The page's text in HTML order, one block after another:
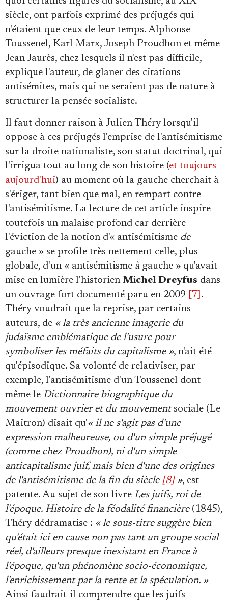
siècle, ont parfois exprimé des préjugés qui
n'étaient que ceux de leur temps. Alphonse
Toussenel, Karl Marx, Joseph Proudhon et même
Jean Jaurès, chez lesquels il n'est pas difficile,
explique l'auteur, de glaner des citations
antisémites, mais qui ne seraient pas de nature à
structurer la pensée socialiste.
Il faut donner raison à Julien Théry lorsqu'il
oppose à ces préjugés l'emprise de l'antisémitisme
sur la droite nationaliste, son statut doctrinal, qui
l'irrigua tout au long de son histoire (et toujours
aujourd'hui) au moment où la gauche cherchait à
s'ériger, tant bien que mal, en rempart contre
l'antisémitisme. La lecture de cet article inspire
toutefois un malaise profond car derrière
l'éviction de la notion d'« antisémitisme de
gauche » se profile très nettement celle, plus
globale, d'un « antisémitisme àgauche » qu'avait
mise en lumière l'historien Michel Dreyfus dans
un ouvrage fort documenté paru en 2009
[7] .
Théry voudrait que la reprise, par certains
auteurs, de « la très ancienne imagerie du
judaïsme emblématique de l'usure pour
symboliser les méfaits du capitalisme », n'ait été
qu'épisodique. Sa volonté de relativiser, par
exemple, l'antisémitisme d'un Toussenel dont
même le Dictionnaire biographique du
mouvement ouvrier et du mouvementsociale (Le
Maitron) disait qu'« il ne s'agit pas d'une
expression malheureuse, ou d'un simple préjugé
(comme chez Proudhon), ni d'un simple
anticapitalisme juif, mais bien d'une des origines
de l'antisémitisme de la fin du siècle [8]», est
patente. Au sujet de son livre Les juifs, roi de
l'époque. Histoire de la féodalité financière(1845),
Théry dédramatise : « le sous-titre suggère bien
qu'était ici en cause non pas tant un groupe social
réel, d'ailleurs presque inexistant en France à
l'époque, qu'un phénomène socio-économique,
l'enrichissement par la rente et la spéculation. »
Ainsi faudrait-il comprendre que les juifs